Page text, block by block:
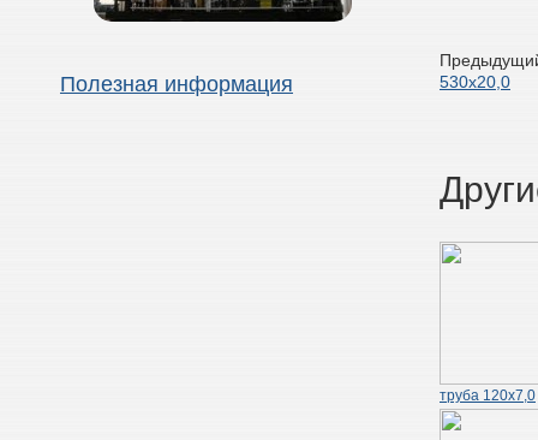
Полезная информация
530х20,0
труба 120х7,0